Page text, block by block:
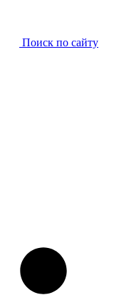
Поиск по сайту